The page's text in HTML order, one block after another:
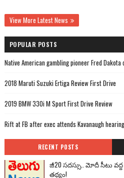
View More Latest News
POPULAR POSTS
Native American gambling pioneer Fred
2018 Maruti Suzuki Ertiga Review First Drive
2019 BMW 330i M Sport First Drive Review
Rift at FB after exec attends Kavanaugh hearing
RECENT POSTS
జీ20 సదస్సు.. మోదీ సీటు
తథ్యం!